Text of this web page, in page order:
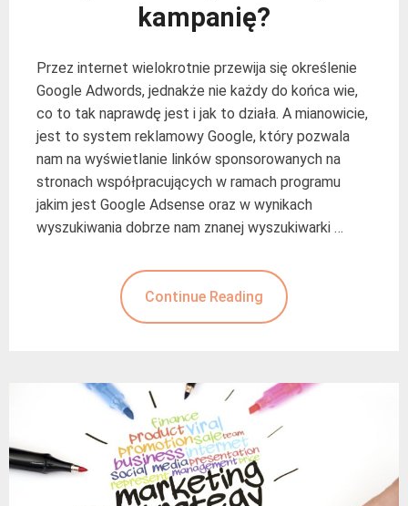
kampanię?
Przez internet wielokrotnie przewija się określenie
Google Adwords, jednakże nie każdy do końca wie,
co to tak naprawdę jest i jak to działa. A mianowicie,
jest to system reklamowy Google, który pozwala
nam na wyświetlanie linków sponsorowanych na
stronach współpracujących w ramach programu
jakim jest Google Adsense oraz w wynikach
wyszukiwania dobrze nam znanej wyszukiwarki …
Continue Reading